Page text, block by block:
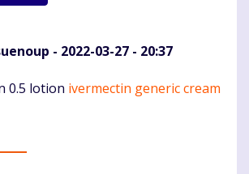
- 2022-03-27 - 20:37
0.5 lotion ivermectin generic cream